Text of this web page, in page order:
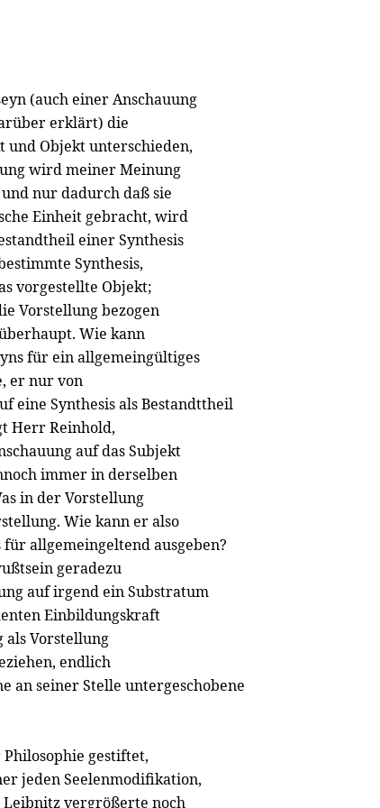
(auch einer Anschauung
erklärt) die
und Objekt unterschieden,
wird meiner Meinung
nur dadurch daß sie
Einheit gebracht, wird
einer Synthesis
Synthesis,
vorgestellte Objekt;
Vorstellung bezogen
Wie kann
für ein allgemeingültiges
er nur von
eine Synthesis als Bestandttheil
Herr Reinhold,
auf das Subjekt
immer in derselben
in der Vorstellung
Wie kann er also
allgemeingeltend ausgeben?
geradezu
auf irgend ein Substratum
Einbildungskraft
als Vorstellung
endlich
an seiner Stelle untergeschobene
gestiftet,
jeden Seelenmodifikation,
vergrößerte noch